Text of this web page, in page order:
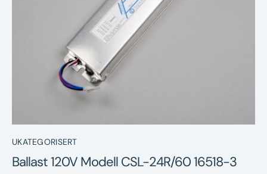
Kontakt
UKATEGORISERT
Ballast 120V Modell CSL-24R/60 16518-3